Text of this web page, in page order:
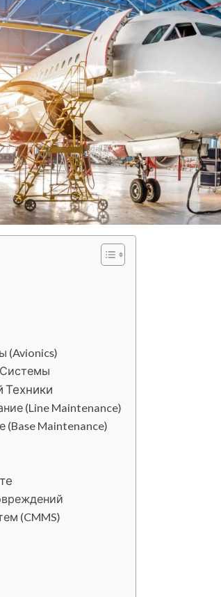
(Avionics)
Системы
(Line Maintenance)
Maintenance)
(CMMS)